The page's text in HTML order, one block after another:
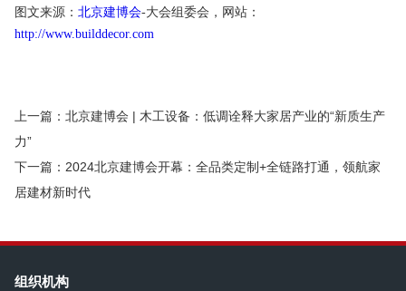
图文来源： 北京建博会-大会组委会，网站：
http://www.builddecor.com
上一篇：北京建博会 | 木工设备：低调诠释大家居产业的“新质生产
力”
下一篇：2024北京建博会开幕：全品类定制+全链路打通，领航家
居建材新时代
组织机构